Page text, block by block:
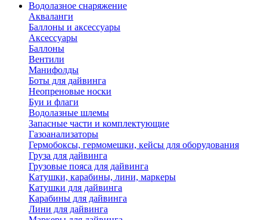
Водолазное снаряжение
Акваланги
Баллоны и аксессуары
Аксессуары
Баллоны
Вентили
Манифолды
Боты для дайвинга
Неопреновые носки
Буи и флаги
Водолазные шлемы
Запасные части и комплектующие
Газоанализаторы
Гермобоксы, гермомешки, кейсы для оборудования
Груза для дайвинга
Грузовые пояса для дайвинга
Катушки, карабины, лини, маркеры
Катушки для дайвинга
Карабины для дайвинга
Лини для дайвинга